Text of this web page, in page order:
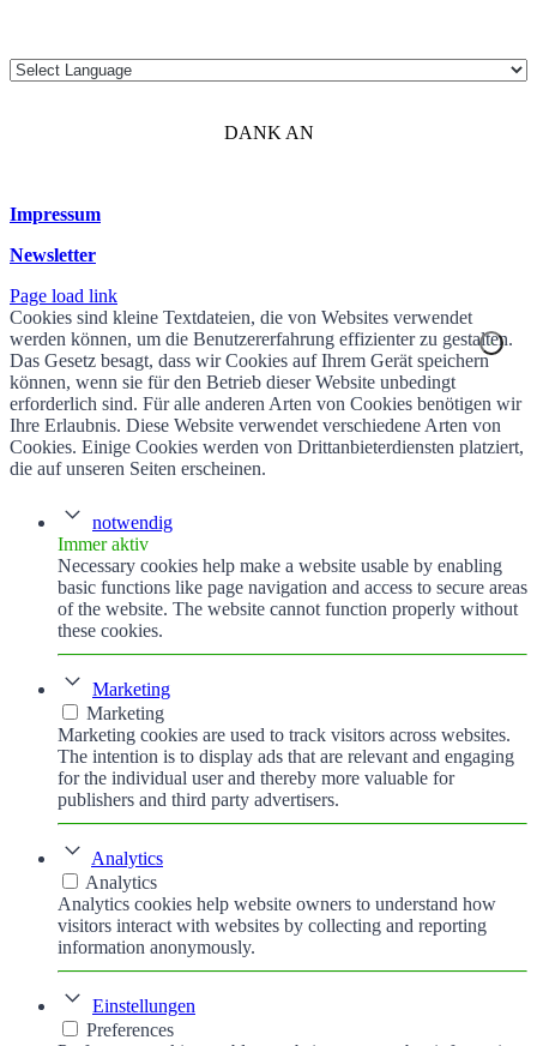
DANK AN
Impressum
Newsletter
Page load link
Cookies sind kleine Textdateien, die von Websites verwendet
werden können, um die Benutzererfahrung effizienter zu gestalten.
Das Gesetz besagt, dass wir Cookies auf Ihrem Gerät speichern
können, wenn sie für den Betrieb dieser Website unbedingt
erforderlich sind. Für alle anderen Arten von Cookies benötigen wir
Ihre Erlaubnis. Diese Website verwendet verschiedene Arten von
Cookies. Einige Cookies werden von Drittanbieterdiensten platziert,
die auf unseren Seiten erscheinen.
notwendig
Immer aktiv
Necessary cookies help make a website usable by enabling
basic functions like page navigation and access to secure areas
of the website. The website cannot function properly without
these cookies.
Marketing
Marketing
Marketing cookies are used to track visitors across websites.
The intention is to display ads that are relevant and engaging
for the individual user and thereby more valuable for
publishers and third party advertisers.
Analytics
Analytics
Analytics cookies help website owners to understand how
visitors interact with websites by collecting and reporting
information anonymously.
Einstellungen
Preferences